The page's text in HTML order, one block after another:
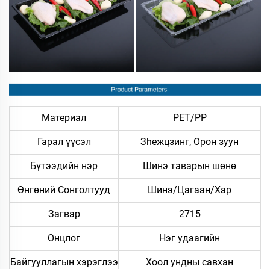
Материал PET/PP
Гарал үүсэл Зheжцзинг, Орон зуун
Бүтээдийн нэр Шинэ таварын шөнө
Өнгөний Сонголтууд Шинэ/Цагаан/Хар
Загвар 2715
Онцлог Нэг удаагийн
Байгууллагын хэрэглээ Хоол ундны савхан